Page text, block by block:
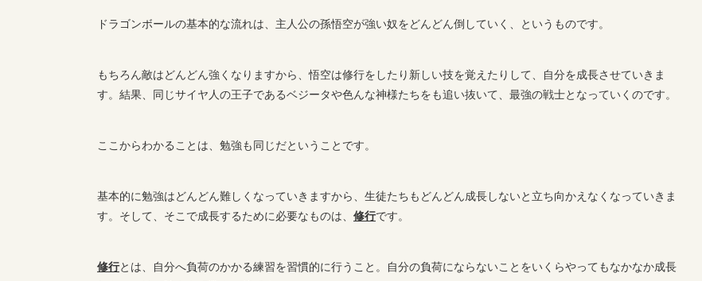
ドラゴンボールの基本的な流れは、主人公の孫悟空が強い奴をどんどん倒していく、というものです。
もちろん敵はどんどん強くなりますから、悟空は修行をしたり新しい技を覚えたりして、自分を成長させていきま
す。結果、同じサイヤ人の王子であるベジータや色んな神様たちをも追い抜いて、最強の戦士となっていくのです。
ここからわかることは、勉強も同じだということです。
基本的に勉強はどんどん難しくなっていきますから、生徒たちもどんどん成長しないと立ち向かえなくなっていきま
す。そして、そこで成長するために必要なものは、 修行です。
修行とは、自分へ負荷のかかる練習を習慣的に行うこと。自分の負荷にならないことをいくらやってもなかなか成長